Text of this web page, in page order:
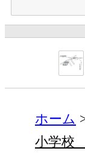
ホーム
小学校